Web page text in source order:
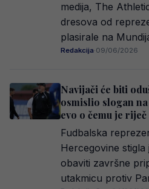
medija, The
dresova od
plasirale na
Redakcija·09/06/2026
Navijači će biti
osmislio slogan
evo o čemu je riječ
Fudbalska
Hercegovine stigla
obaviti završne
utakmicu protiv